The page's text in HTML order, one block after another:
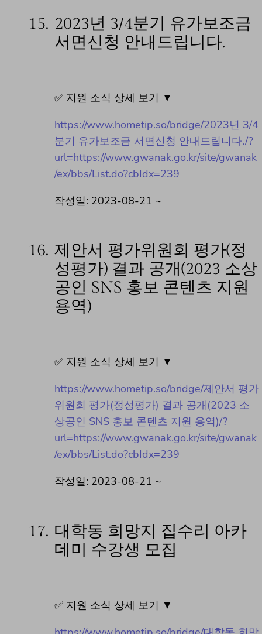
15. 2023년 3/4분기 유가보조금
서면신청 안내드립니다.
✅ 지원 소식 상세 보기 ▼
https://www.hometip.so/bridge/2023년 3/4
분기 유가보조금 서면신청 안내드립니다./?
url=https://www.gwanak.go.kr/site/gwanak
/ex/bbs/List.do?cbIdx=239
작성일: 2023-08-21 ~
16. 제안서 평가위원회 평가(정
성평가) 결과 공개(2023 소상
공인 SNS 홍보 콘텐츠 지원
용역)
✅ 지원 소식 상세 보기 ▼
https://www.hometip.so/bridge/제안서 평가
위원회 평가(정성평가) 결과 공개(2023 소
상공인 SNS 홍보 콘텐츠 지원 용역)/?
url=https://www.gwanak.go.kr/site/gwanak
/ex/bbs/List.do?cbIdx=239
작성일: 2023-08-21 ~
17. 대학동 희망지 집수리 아카
데미 수강생 모집
✅ 지원 소식 상세 보기 ▼